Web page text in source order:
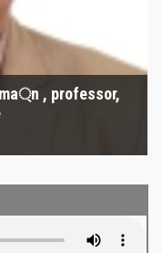
, professor,